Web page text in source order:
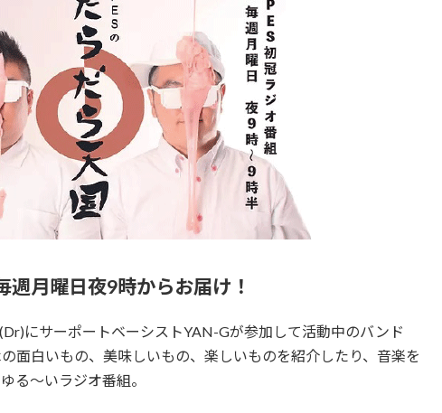
月曜日夜9時からお届け！
にサーポートベーシストYAN-Gが参加して活動中のバンド
の面白いもの、美味しいもの、楽しいものを紹介したり、音楽を
る～いラジオ番組。